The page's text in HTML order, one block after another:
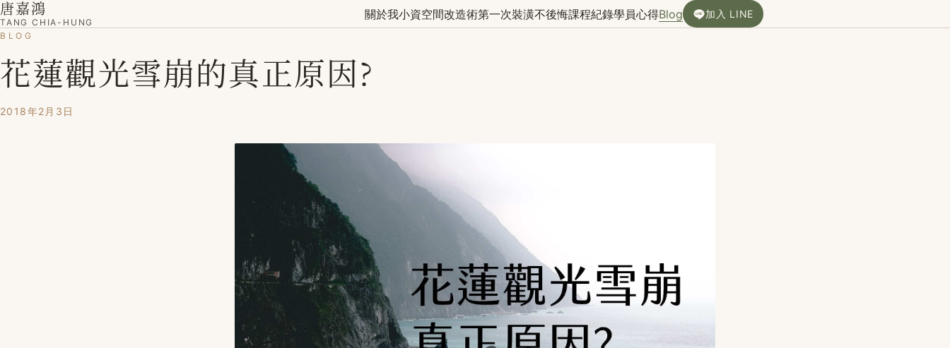
唐嘉鴻
TANG CHIA-HUNG
關於我小資空間改造術第一次裝潢不後悔課程紀錄學員心得Blog 加入 LINE
BLOG
花蓮觀光雪崩的真正原因?
2018年2月3日